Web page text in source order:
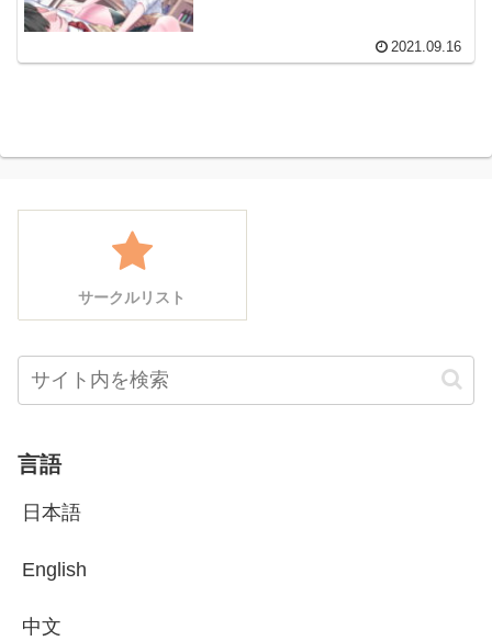
2021.09.16
サークルリスト
言語
日本語
English
中文